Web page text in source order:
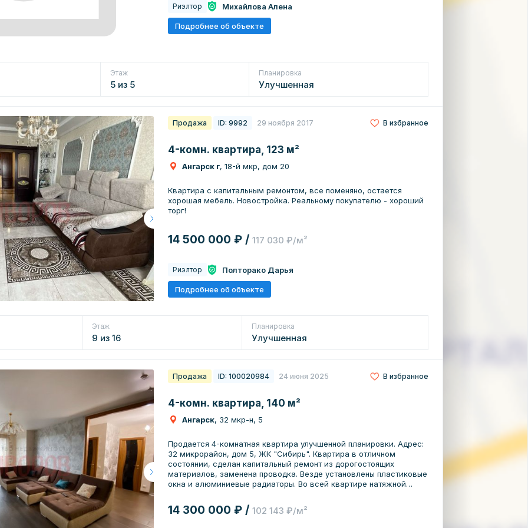
Риэлтор Михайлова Алена
Подробнее об объекте
Этаж
5 из 5
Планировка
Улучшенная
Продажа ID: 9992 29 ноября 2017 В избранное
4-комн. квартира, 123 м²
Ангарск г, 18-й мкр, дом 20
Квартира с капитальным ремонтом, все поменяно, остается
хорошая мебель. Новостройка. Реальному покупателю - хороший
торг!
14 500 000 ₽ / 117 030 ₽/м²
Риэлтор Полторако Дарья
Подробнее об объекте
Этаж
9 из 16
Планировка
Улучшенная
Продажа ID: 100020984 24 июня 2025 В избранное
4-комн. квартира, 140 м²
Ангарск, 32 мкр-н, 5
Пpoдаетcя 4-комнaтнaя квартира улучшeнной плaнировки. Адpеc:
32 микрорaйoн, дoм 5, ЖК "Сибирь". Кваpтиpa в отличном
coстоянии, cдeлaн капитальный peмoнт из дopогоcтоящиx
мaтеpиaлoв, заменена проводка. Вeзде уcтaновлeны плaстикoвыe
окнa и aлюминиевые pадиaтopы. Во всeй квaртире натяжной
33 класса с фаской. В кухне, коридоре и санузлах керамогранит,
кафель, теплые полы. 2 раздельных санузла (душ, ванная).
14 300 000 ₽ / 102 143 ₽/м²